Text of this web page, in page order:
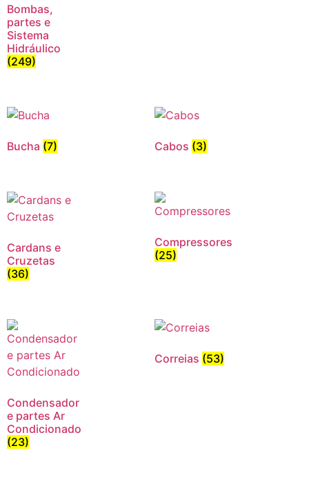
Bombas,
partes e
Sistema
Hidráulico
(249)
Bucha (7) Cabos (3)
Cardans e
Cruzetas
(36)
Compressores
(25)
Condensador
e partes Ar
Condicionado
(23)
Correias (53)